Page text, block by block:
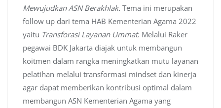
Mewujudkan ASN Berakhlak. Tema ini merupakan
follow up dari tema HAB Kementerian Agama 2022
yaitu Transforasi Layanan Ummat. Melalui Raker
pegawai BDK Jakarta diajak untuk membangun
koitmen dalam rangka meningkatkan mutu layanan
pelatihan melalui transformasi mindset dan kinerja
agar dapat memberikan kontribusi optimal dalam
membangun ASN Kementerian Agama yang